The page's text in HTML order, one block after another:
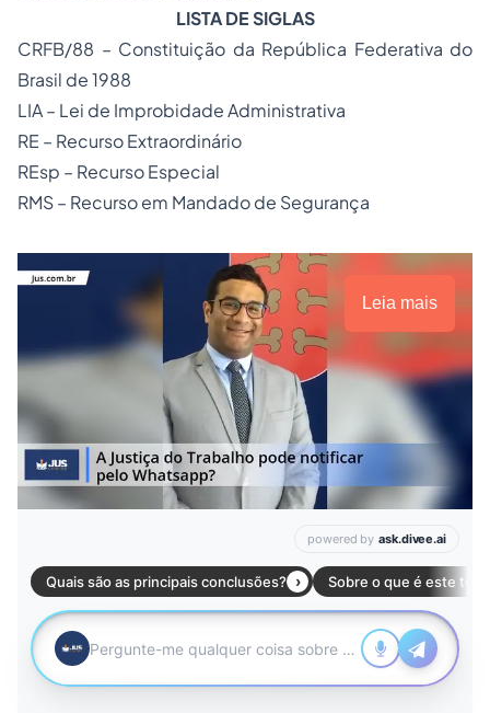
LISTA DE SIGLAS
CRFB/88 – Constituição da República Federativa do
Brasil de 1988
LIA – Lei de Improbidade Administrativa
RE – Recurso Extraordinário
REsp – Recurso Especial
RMS – Recurso em Mandado de Segurança
Leia mais